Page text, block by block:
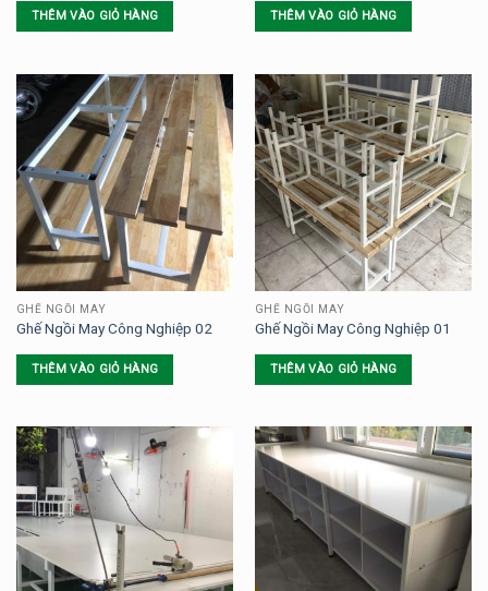
THÊM VÀO GIỎ HÀNG THÊM VÀO GIỎ HÀNG
GHẾ NGỒI MAY
Ghế Ngồi May Công Nghiệp 02
THÊM VÀO GIỎ HÀNG
GHẾ NGỒI MAY
Ghế Ngồi May Công Nghiệp 01
THÊM VÀO GIỎ HÀNG